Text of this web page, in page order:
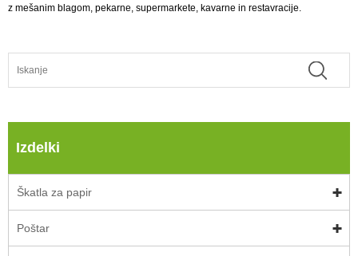
z mešanim blagom, pekarne, supermarkete, kavarne in restavracije.
Izdelki
Škatla za papir
Poštar